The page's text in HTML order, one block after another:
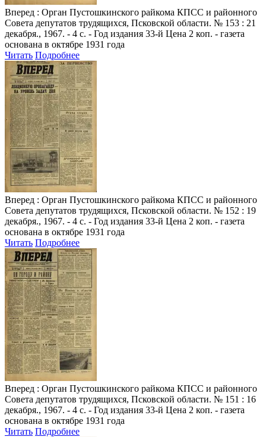
Вперед : Орган Пустошкинского райкома КПСС и районного
Совета депутатов трудящихся, Псковской области. № 153 : 21
декабря., 1967. - 4 с. - Год издания 33-й Цена 2 коп. - газета
основана в октябре 1931 года
Читать Подробнее
Вперед : Орган Пустошкинского райкома КПСС и районного
Совета депутатов трудящихся, Псковской области. № 152 : 19
декабря., 1967. - 4 с. - Год издания 33-й Цена 2 коп. - газета
основана в октябре 1931 года
Читать Подробнее
Вперед : Орган Пустошкинского райкома КПСС и районного
Совета депутатов трудящихся, Псковской области. № 151 : 16
декабря., 1967. - 4 с. - Год издания 33-й Цена 2 коп. - газета
основана в октябре 1931 года
Читать Подробнее